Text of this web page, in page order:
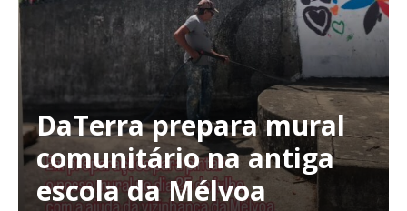
Planos de Assinatura
DaTerra prepara mural
comunitário na antiga
escola da Mélvoa